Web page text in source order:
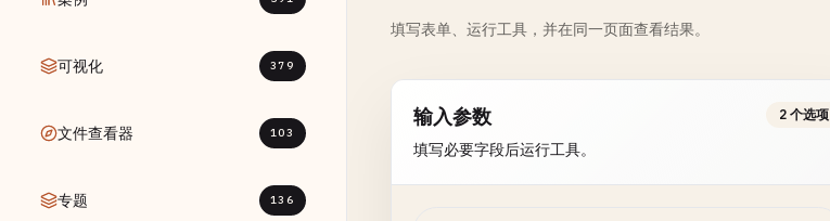
可视化 379
文件查看器 103
专题 136
填写表单、运行工具，并在同一页面查看结果。
输入参数
填写必要字段后运行工具。
2 个选项